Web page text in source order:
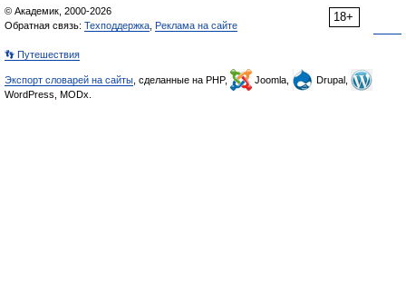
18+
© Академик, 2000-2026
Обратная связь: Техподдержка Реклама на сайте
👣 Путешествия
Экспорт словарей на сайты , сделанные на PHP, Joomla,
Drupal,
WordPress, MODx.